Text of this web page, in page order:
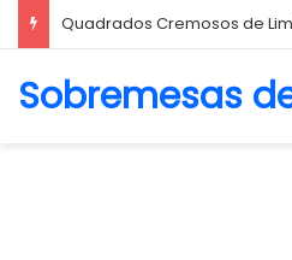
Biscoito Amanteigado
Sobremesas